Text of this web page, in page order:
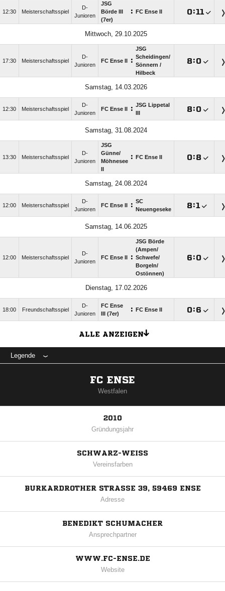
12:30 Meisterschaftsspiel
D-
Junioren
JSG
Börde III
(7er)
: FC Ense II :
Mittwoch, 29.10.2025
17:30 Meisterschaftsspiel
D-
Junioren
FC Ense II :
JSG
Scheidingen/​
Sönnern /​
Hilbeck
:
Samstag, 14.03.2026
12:30 Meisterschaftsspiel
D-
Junioren
FC Ense II : JSG Lippetal
:
Samstag, 31.08.2024
13:30 Meisterschaftsspiel
D-
Junioren
JSG
Günne/​
Möhnesee : FC Ense II :
Samstag, 24.08.2024
12:00 Meisterschaftsspiel
D-
Junioren
FC Ense II : SC
Neuengeseke
:
Samstag, 14.06.2025
12:00 Meisterschaftsspiel
D-
Junioren
FC Ense II :
JSG Börde
(Ampen/​
Schwefe/​
Borgeln/​
Ostönnen)
:
Dienstag, 17.02.2026
18:00 Freundschaftsspiel
D-
Junioren
FC Ense
III (7er)
: FC Ense II :
ALLE ANZEIGEN
Legende
FC ENSE
Westfalen
2010
Gründungsjahr
SCHWARZ-WEISS
Vereinsfarben
BURKARDROTHER STRASSE 39, 59469 ENSE
Adresse
BENEDIKT SCHUMACHER
Ansprechpartner
WWW.FC-ENSE.DE
Website